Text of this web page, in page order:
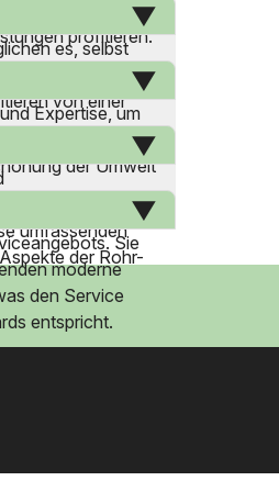
zu reagieren
profitieren.
es, selbst
eine gründliche
von einer
Expertise, um
der Umwelt
entfernen beton-
umfassenden
der Rohr-
Sie
moderne
den Service
entspricht.